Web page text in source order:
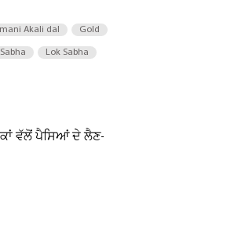
Akali dal Gold
Lok Sabha
ਵੱਲੋਂ ਪੈਸਿਆਂ ਦੇ ਲੈਣ-